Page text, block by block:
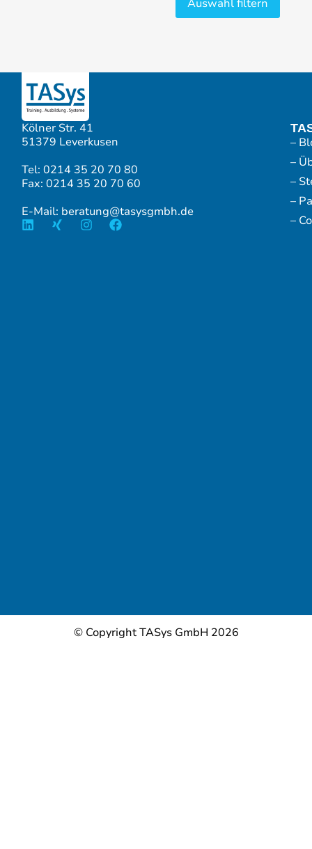
Kölner Str. 41
51379 Leverkusen
Tel: 0214 35 20 70 80
Fax: 0214 35 20 70 60
E-Mail: beratung@tasysgmbh.de
–
–
–
–
–
© Copyright TASys GmbH 2026